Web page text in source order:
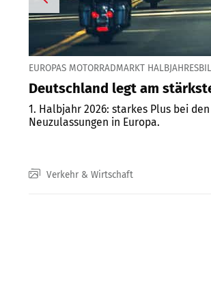
EUROPAS MOTORRADMARKT
Deutschland legt am
1. Halbjahr 2026: starkes Plus bei
Neuzulassungen in Europa.
Verkehr & Wirtschaft